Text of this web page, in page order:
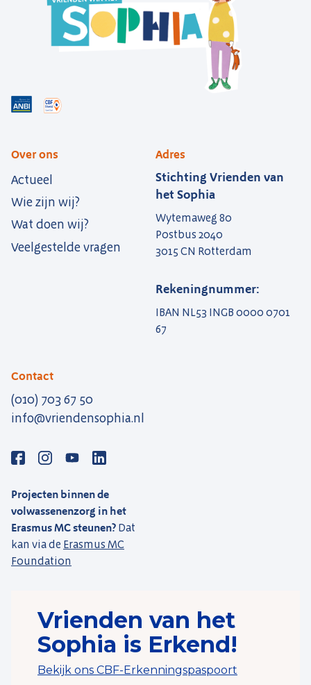
Over ons
Actueel
Wie zijn wij?
Wat doen wij?
Veelgestelde vragen
Adres
Stichting Vrienden van
het Sophia
Wytemaweg 80
Postbus 2040
3015 CN Rotterdam
Rekeningnummer:
IBAN NL53 INGB 0000 0701
67
Contact
(010) 703 67 50
info@vriendensophia.nl
Projecten binnen de
volwassenenzorg in het
Erasmus MC steunen? Dat
kan via de Erasmus MC
Foundation